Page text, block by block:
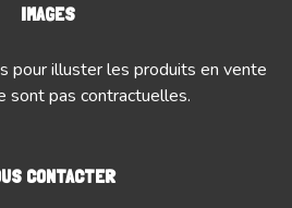
IMAGES
pour illuster les produits en vente
sont pas contractuelles.
CONTACTER